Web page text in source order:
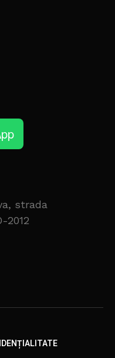
strada
2012